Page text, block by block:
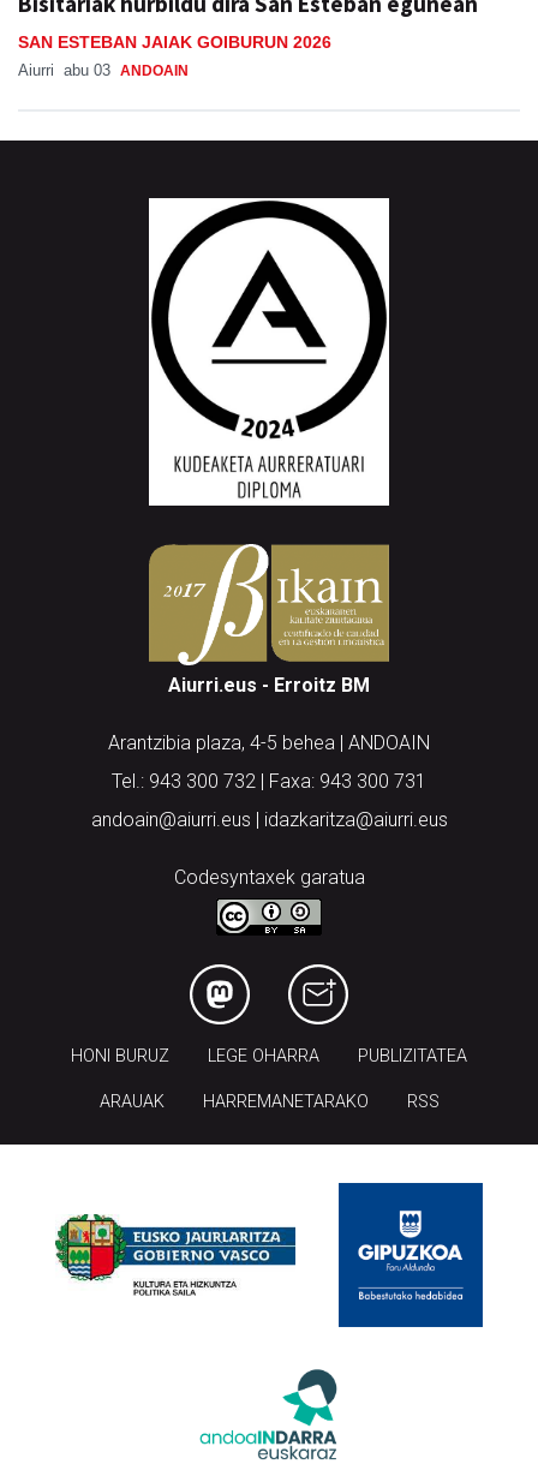
SAN ESTEBAN JAIAK GOIBURUN 2026
Aiurri abu 03 ANDOAIN
Aiurri.eus - Erroitz BM
Arantzibia plaza, 4-5 behea | ANDOAIN
Tel.: 943 300 732 | Faxa: 943 300 731
andoain@aiurri.eus | idazkaritza@aiurri.eus
Codesyntaxek garatua
HONI BURUZ LEGE OHARRA PUBLIZITATEA
ARAUAK HARREMANETARAKO RSS